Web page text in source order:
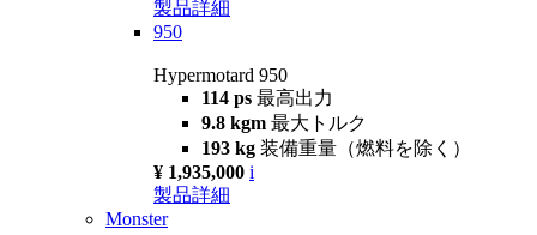
製品詳細
950
Hypermotard 950
114 ps 最高出力
9.8 kgm 最大トルク
193 kg 装備重量（燃料を除く）
¥ 1,935,000 i
製品詳細
Monster